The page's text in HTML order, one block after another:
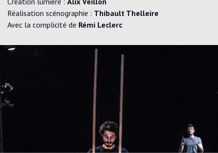
Réalisation scénographie : Thibault Thelleire
Avec la complicité de Rémi Leclerc